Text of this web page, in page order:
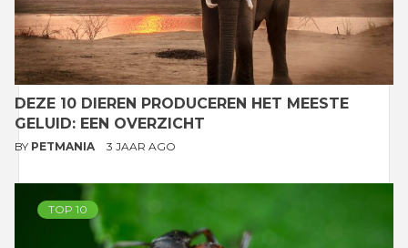
DEZE 10 DIEREN PRODUCEREN HET MEESTE
GELUID: EEN OVERZICHT
BY PETMANIA 3 JAAR AGO
TOP 10